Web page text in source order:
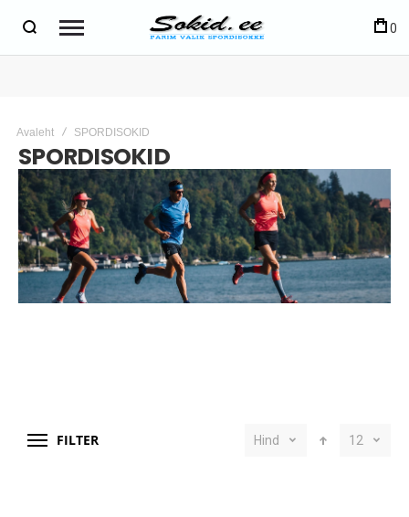
0
Avaleht SPORDISOKID
SPORDISOKID
FILTER Hind 12